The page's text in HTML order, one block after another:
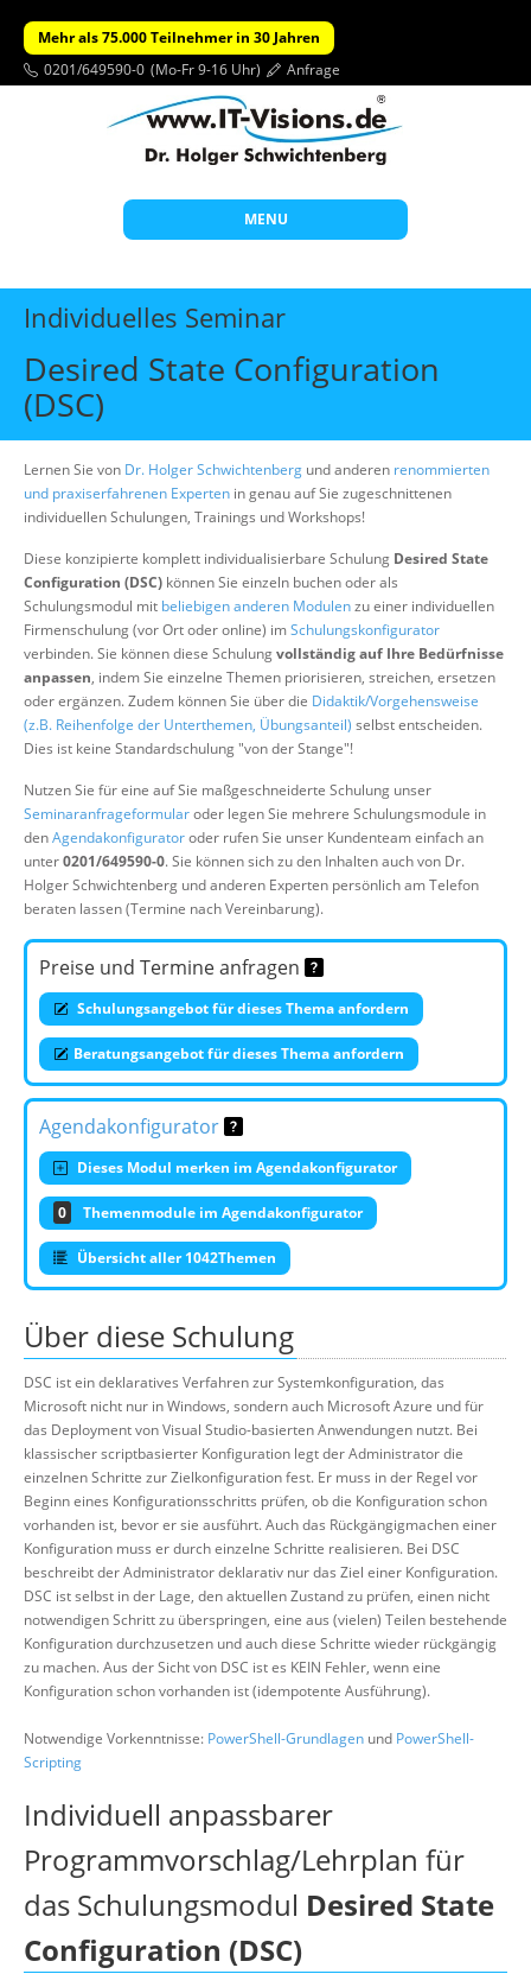
Mehr als 75.000 Teilnehmer in 30 Jahren
0201/649590-0 (Mo-Fr 9-16 Uhr) Anfrage
MENU
Start
Themen
Beratung
Offene Seminare
Wissen
Suche
Individuelles Seminar
Desired State Configuration
(DSC)
Lernen Sie von Dr. Holger Schwichtenberg und anderen renommierten
und praxiserfahrenen Experten in genau auf Sie zugeschnittenen
individuellen Schulungen, Trainings und Workshops!
Diese konzipierte komplett individualisierbare Schulung Desired State
Configuration (DSC) können Sie einzeln buchen oder als
Schulungsmodul mit beliebigen anderen Modulenzu einer individuellen
Firmenschulung (vor Ort oder online) imSchulungskonfigurator
verbinden. Sie können diese Schulungvollständig auf Ihre Bedürfnisse
anpassen, indem Sie einzelne Themen priorisieren, streichen, ersetzen
oder ergänzen. Zudem können Sie über die Didaktik/Vorgehensweise
(z.B. Reihenfolge der Unterthemen, Übungsanteil) selbst entscheiden.
Dies ist keine Standardschulung "von der Stange"!
Nutzen Sie für eine auf Sie maßgeschneiderte Schulung unser
Seminaranfrageformularoder legen Sie mehrere Schulungsmodule in
denAgendakonfiguratoroder rufen Sie unser Kundenteam einfach an
unter0201/649590-0. Sie können sich zu den Inhalten auch von Dr.
Holger Schwichtenberg und anderen Experten persönlich am Telefon
beraten lassen (Termine nach Vereinbarung).
Preise und Termine anfragen
Schulungsangebot für dieses Thema anfordern
Beratungsangebot für dieses Thema anfordern
Agendakonfigurator
Dieses Modul merken im Agendakonfigurator
0 Themenmodule im Agendakonfigurator
Übersicht aller 1042Themen
Über diese Schulung
DSC ist ein deklaratives Verfahren zur Systemkonfiguration, das
Microsoft nicht nur in Windows, sondern auch Microsoft Azure und für
das Deployment von Visual Studio-basierten Anwendungen nutzt. Bei
klassischer scriptbasierter Konfiguration legt der Administrator die
einzelnen Schritte zur Zielkonfiguration fest. Er muss in der Regel vor
Beginn eines Konfigurationsschritts prüfen, ob die Konfiguration schon
vorhanden ist, bevor er sie ausführt. Auch das Rückgängigmachen einer
Konfiguration muss er durch einzelne Schritte realisieren. Bei DSC
beschreibt der Administrator deklarativ nur das Ziel einer Konfiguration.
DSC ist selbst in der Lage, den aktuellen Zustand zu prüfen, einen nicht
notwendigen Schritt zu überspringen, eine aus (vielen) Teilen bestehende
Konfiguration durchzusetzen und auch diese Schritte wieder rückgängig
zu machen. Aus der Sicht von DSC ist es KEIN Fehler, wenn eine
Konfiguration schon vorhanden ist (idempotente Ausführung).
Notwendige Vorkenntnisse: PowerShell-Grundlagen und PowerShell-
Scripting
Individuell anpassbarer
Programmvorschlag/Lehrplan für
das Schulungsmodul Desired State
Configuration (DSC)